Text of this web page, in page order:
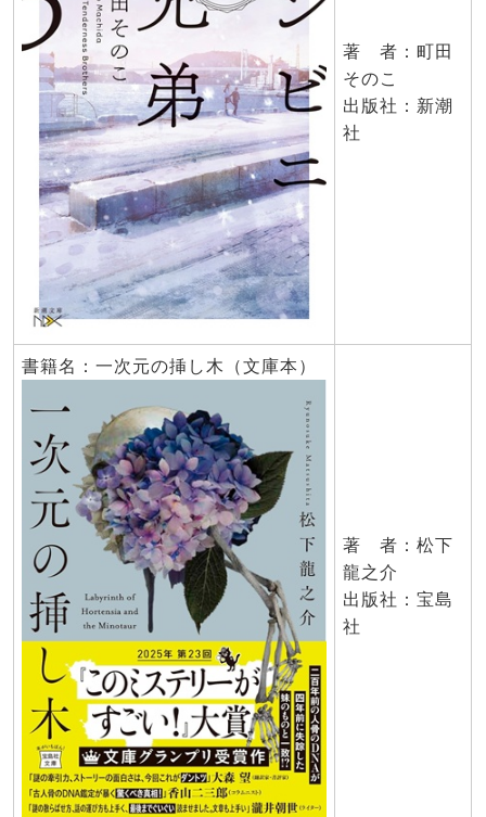
著 者：町田
そのこ
出版社：新潮
社
書籍名：一次元の挿し木（文庫本）
著 者：松下
龍之介
出版社：宝島
社